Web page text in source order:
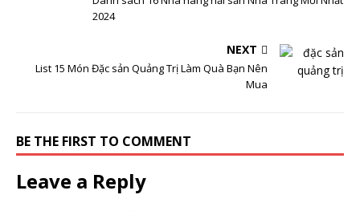
2024
NEXT
List 15 Món Đặc sản Quảng Trị Làm Quà Bạn Nên
Mua
BE THE FIRST TO COMMENT
Leave a Reply